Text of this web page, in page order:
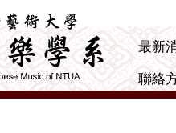
最新
聯絡